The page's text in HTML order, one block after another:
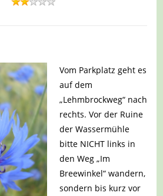
Vom Parkplatz geht es
auf dem
„Lehmbrockweg“ nach
rechts. Vor der Ruine
der Wassermühle
bitte NICHT links in
den Weg „Im
Breewinkel“ wandern,
sondern bis kurz vor